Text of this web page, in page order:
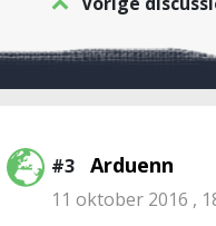
#3 Arduenn
11 oktober 2016 ,